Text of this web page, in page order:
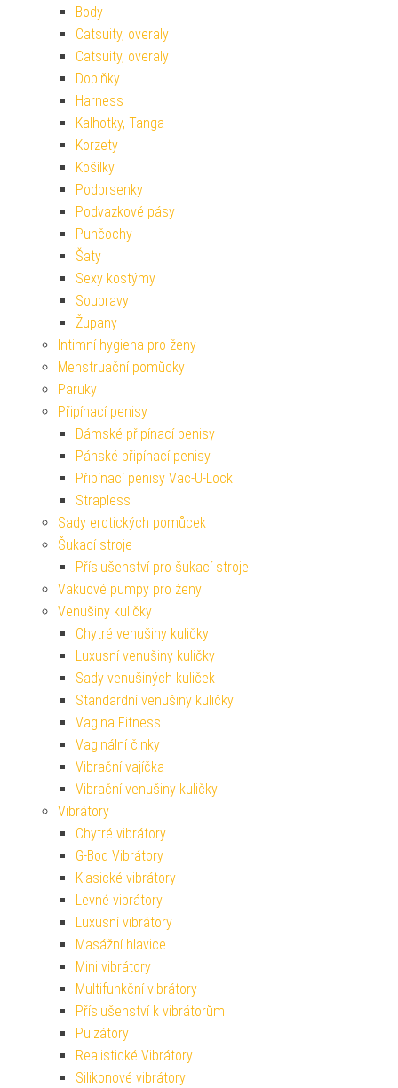
Body
Catsuity, overaly
Catsuity, overaly
Doplňky
Harness
Kalhotky, Tanga
Korzety
Košilky
Podprsenky
Podvazkové pásy
Punčochy
Šaty
Sexy kostýmy
Soupravy
Župany
Intimní hygiena pro ženy
Menstruační pomůcky
Paruky
Připínací penisy
Dámské připínací penisy
Pánské připínací penisy
Připínací penisy Vac-U-Lock
Strapless
Sady erotických pomůcek
Šukací stroje
Příslušenství pro šukací stroje
Vakuové pumpy pro ženy
Venušiny kuličky
Chytré venušiny kuličky
Luxusní venušiny kuličky
Sady venušiných kuliček
Standardní venušiny kuličky
Vagina Fitness
Vaginální činky
Vibrační vajíčka
Vibrační venušiny kuličky
Vibrátory
Chytré vibrátory
G-Bod Vibrátory
Klasické vibrátory
Levné vibrátory
Luxusní vibrátory
Masážní hlavice
Mini vibrátory
Multifunkční vibrátory
Příslušenství k vibrátorům
Pulzátory
Realistické Vibrátory
Silikonové vibrátory